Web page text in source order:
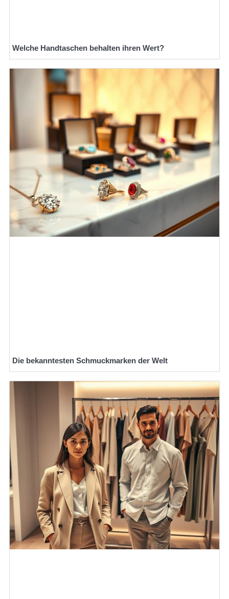
Welche Handtaschen behalten ihren Wert?
Die bekanntesten Schmuckmarken der Welt